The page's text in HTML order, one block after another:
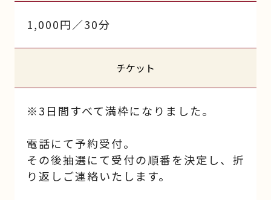
1,000円／30分
チケット
※3日間すべて満枠になりました。
電話にて予約受付。
その後抽選にて受付の順番を決定し、折
り返しご連絡いたします。